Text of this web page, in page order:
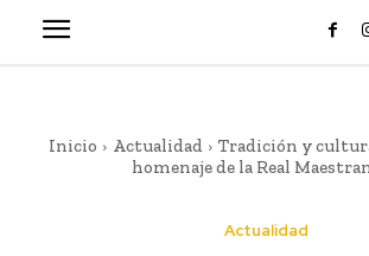
Inicio Actualidad
Tradición y
homenaje de la Real
Actualidad